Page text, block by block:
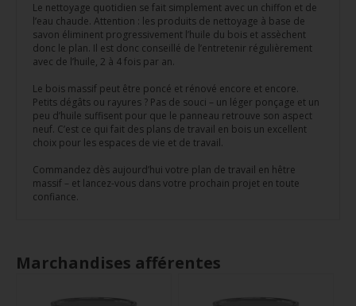
Le nettoyage quotidien se fait simplement avec un chiffon et de
l’eau chaude. Attention : les produits de nettoyage à base de
savon éliminent progressivement l’huile du bois et assèchent
donc le plan. Il est donc conseillé de l’entretenir régulièrement
avec de l’huile, 2 à 4 fois par an.
Le bois massif peut être poncé et rénové encore et encore.
Petits dégâts ou rayures ? Pas de souci – un léger ponçage et un
peu d’huile suffisent pour que le panneau retrouve son aspect
neuf. C’est ce qui fait des plans de travail en bois un excellent
choix pour les espaces de vie et de travail.
Commandez dès aujourd’hui votre plan de travail en hêtre
massif – et lancez-vous dans votre prochain projet en toute
confiance.
Marchandises afférentes